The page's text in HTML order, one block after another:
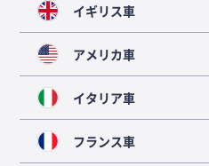
イギリス車
アメリカ車
イタリア車
フランス車